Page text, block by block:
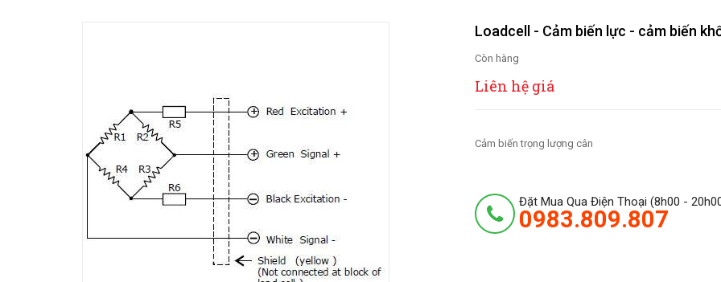
Loadcell - Cảm biến lực - cảm biến
Còn hàng
Liên hệ giá
Cảm biến trọng lượng cân
Đặt Mua Qua Điện Thoại (8h00 -
0983.809.807